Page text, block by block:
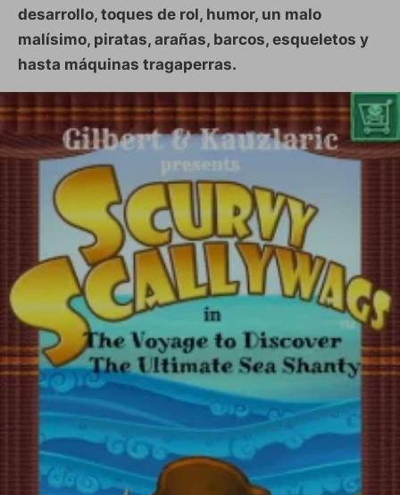
desarrollo, toques de rol, humor, un malo
malísimo, piratas, arañas, barcos, esqueletos y
hasta máquinas tragaperras.